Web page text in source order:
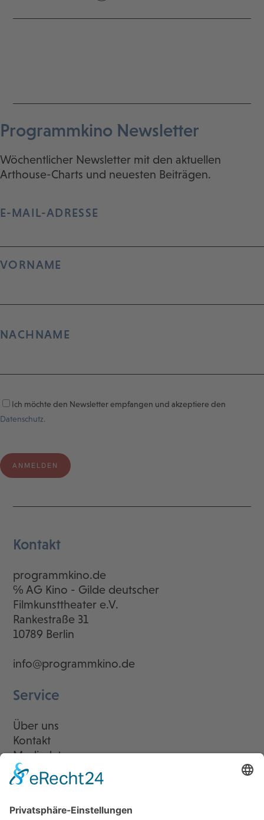
Programmkino Newsletter
Wöchentlicher Newsletter mit den aktuellen
Arthouse-Charts und neuesten Beiträgen.
E-MAIL-ADRESSE
VORNAME
NACHNAME
Ich möchte den Newsletter empfangen und akzeptiere den
Datenschutz.
Kontakt
programmkino.de
℅ AG Kino - Gilde deutscher
Filmkunsttheater e.V.
Rankestraße 31
10789 Berlin
info@programmkino.de
Service
Über uns
Kontakt
Mediadaten
Newsletter
LogIn
Legal